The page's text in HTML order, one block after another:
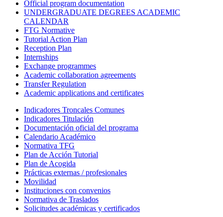
Official program documentation
UNDERGRADUATE DEGREES ACADEMIC
CALENDAR
FTG Normative
Tutorial Action Plan
Reception Plan
Internships
Exchange programmes
Academic collaboration agreements
Transfer Regulation
Academic applications and certificates
Indicadores Troncales Comunes
Indicadores Titulación
Documentación oficial del programa
Calendario Académico
Normativa TFG
Plan de Acción Tutorial
Plan de Acogida
Prácticas externas / profesionales
Movilidad
Instituciones con convenios
Normativa de Traslados
Solicitudes académicas y certificados